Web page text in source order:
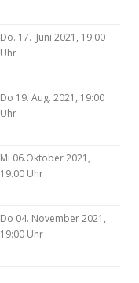
Do. 17. Juni 2021, 19:00
Uhr
Do 19. Aug. 2021, 19:00
Uhr
Mi 06.Oktober 2021,
19.00 Uhr
Do 04. November 2021,
19:00 Uhr